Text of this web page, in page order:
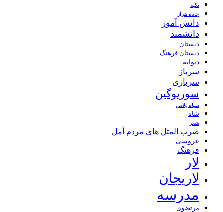
تکیه
جاده هراز
دانش آموز
دانشمند
دبستان
دبستان فرهنگ
دیوانه
سرباز
سربازی
سوریوگین
سیاه پلاس
شاه
شعر
ضرب المثل های مردم آمل
عروسی
فرهنگ
لار
لاریجان
مدرسه
مرتضوی